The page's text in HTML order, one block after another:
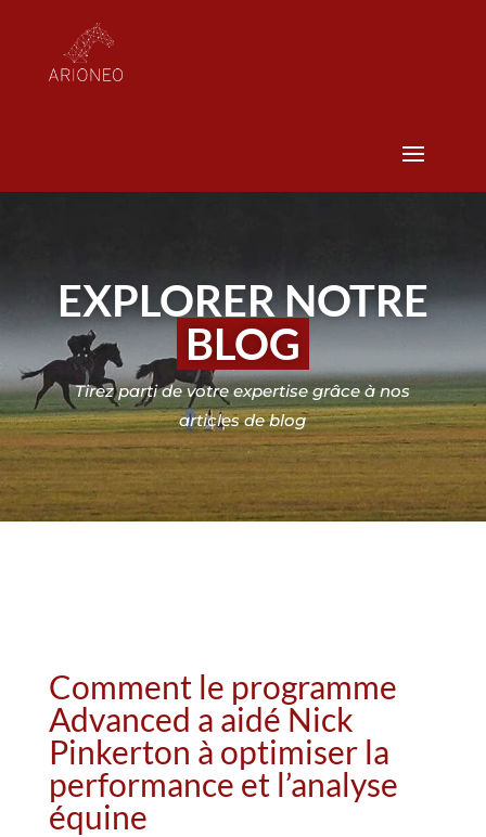
EXPLORER NOTRE
BLOG
Tirez parti de votre expertise grâce à nos
articles de blog
Comment le programme
Advanced a aidé Nick
Pinkerton à optimiser la
performance et l’analyse
équine